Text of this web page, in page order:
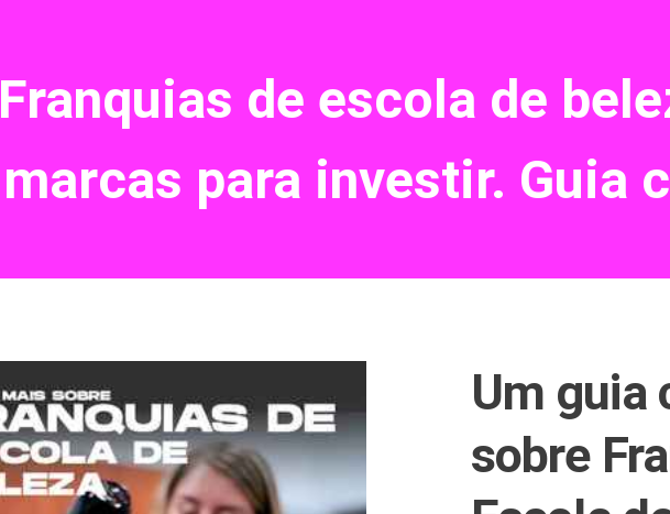
Franquias de escola de
marcas para investir. Guia
Um guia
sobre